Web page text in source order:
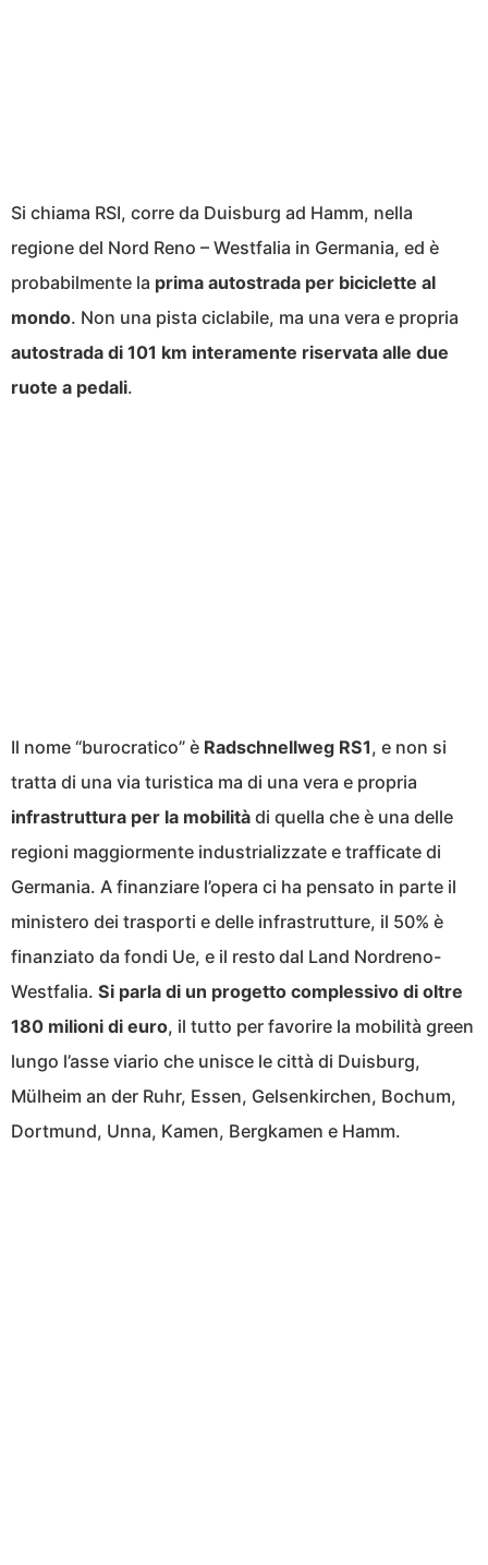
Si chiama RSI, corre da Duisburg ad Hamm, nella
regione del Nord Reno – Westfalia in Germania, ed è
probabilmente la prima autostrada per biciclette al
mondo. Non una pista ciclabile, ma una vera e propria
autostrada di 101 km interamente riservata alle due
ruote a pedali.
Il nome “burocratico” è Radschnellweg RS1, e non si
tratta di una via turistica ma di una vera e propria
infrastruttura per la mobilità di quella che è una delle
regioni maggiormente industrializzate e trafficate di
Germania. A finanziare l’opera ci ha pensato in parte il
ministero dei trasporti e delle infrastrutture, il 50% è
finanziato da fondi Ue, e il resto dal Land Nordreno-
Westfalia. Si parla di un progetto complessivo di oltre
180 milioni di euro, il tutto per favorire la mobilità green
lungo l’asse viario che unisce le città di Duisburg,
Mülheim an der Ruhr, Essen, Gelsenkirchen, Bochum,
Dortmund, Unna, Kamen, Bergkamen e Hamm.